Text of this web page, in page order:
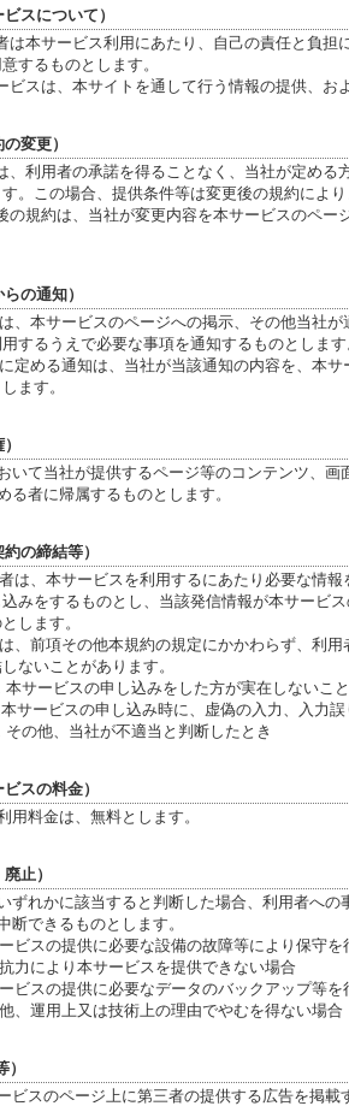
スについて）
は本サービス利用にあたり、自己の責任と負
するものとします。
ビスは、本サイトを通して行う情報の提供、お
変更）
、利用者の承諾を得ることなく、当社が定め
す。この場合、提供条件等は変更後の規約により
の規約は、当社が変更内容を本サービスのペ
の通知）
は、本サービスのページへの掲示、その他当社
するうえで必要な事項を通知するものとします
に定める通知は、当社が当該通知の内容を、本
ます。
いて当社が提供するページ等のコンテンツ、
る者に帰属するものとします。
の締結等）
者は、本サービスを利用するにあたり必要な情
みをするものとし、当該発信情報が本サービ
します。
は、前項その他本規約の規定にかかわらず、利
ないことがあります。
本サービスの申し込みをした方が実在しないこ
サービスの申し込み時に、虚偽の入力、入力
その他、当社が不適当と判断したとき
スの料金）
用料金は、無料とします。
止）
ずれかに該当すると判断した場合、利用者へ
断できるものとします。
ービスの提供に必要な設備の故障等により保守を
抗力により本サービスを提供できない場合
ービスの提供に必要なデータのバックアップ等を
他、運用上又は技術上の理由でやむを得ない場合
ビスのページ上に第三者の提供する広告を掲